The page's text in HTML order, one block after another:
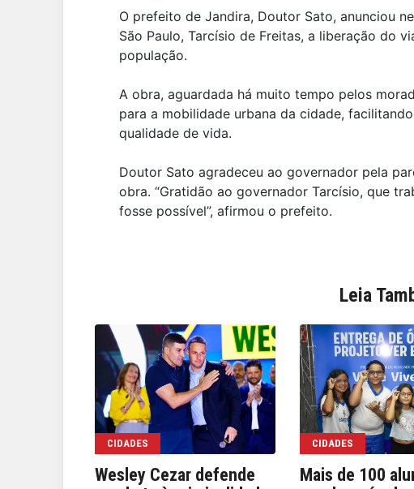
O prefeito de Jandira, Doutor Sato, anunciou
São Paulo, Tarcísio de Freitas, a liberação do
população.
A obra, aguardada há muito tempo pelos
para a mobilidade urbana da cidade,
qualidade de vida.
Doutor Sato agradeceu ao governador pela
obra. “Gratidão ao governador Tarcísio, que
fosse possível”, afirmou o prefeito.
Leia
CIDADES
Wesley Cezar defende
CIDADES
Mais de 100